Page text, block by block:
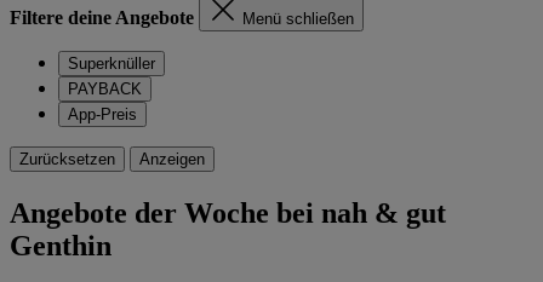
Filtere deine Angebote Menü schließen
Superknüller
PAYBACK
App-Preis
Zurücksetzen Anzeigen
Angebote der Woche bei nah & gut
Genthin